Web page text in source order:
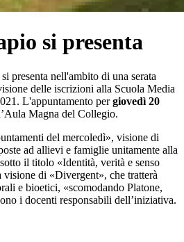
si presenta
presenta nell'ambito di una serata
delle iscrizioni alla Scuola Media
L'appuntamento pergiovedì 20
Magna del Collegio.
del mercoledì», visione di
ad allievi e famiglie unitamente alla
il titolo «Identità, verità e senso
visione di «Divergent», che tratterà
e bioetici, «scomodando Platone,
i docenti responsabili dell’iniziativa.